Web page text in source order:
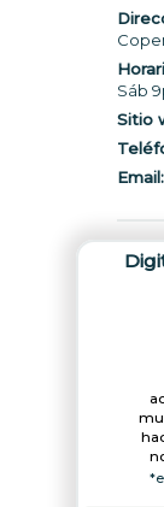
Sáb
Sitio
Email: